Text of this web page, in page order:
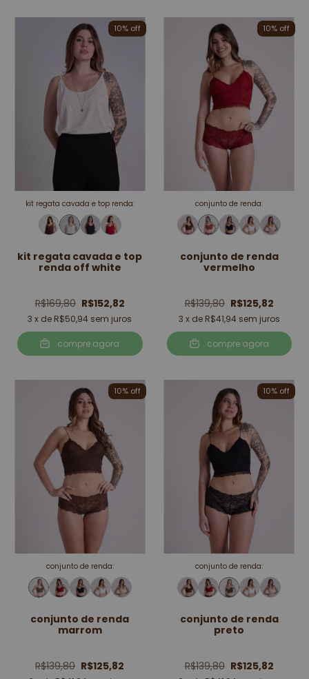
10% off
kit regata cavada e top renda:
kit regata cavada e top
renda off white
R$169,80 R$152,82
3 x de R$50,94 sem juros
compre agora
10% off
conjunto de renda:
conjunto de renda
vermelho
R$139,80 R$125,82
3 x de R$41,94 sem juros
compre agora
10% off
conjunto de renda:
conjunto de renda
marrom
R$139,80 R$125,82
10% off
conjunto de renda:
conjunto de renda
preto
R$139,80 R$125,82